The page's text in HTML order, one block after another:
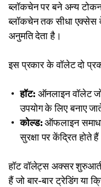
ब्लॉकचेन पर बने अन्य
ब्लॉकचेन तक सीधा एक्सेस
अनुमति देता है।
इस प्रकार के वॉलेट दो
हॉट: ऑनलाइन वॉलेट
उपयोग के लिए बनाए
कोल्ड: ऑफलाइन
सुरक्षा पर केंद्रित होते
हॉट वॉलेट्स अक्सर
हैं जो बार-बार ट्रेडिंग या